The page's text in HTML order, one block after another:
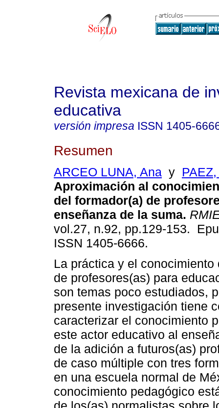
Revista mexicana de
educativa
versión impresa ISSN 1405-
Resumen
ARCEO LUNA, Ana y
Aproximación al
del formador(a) de
enseñanza de la suma.
vol.27, n.92, pp.129-153.
ISSN 1405-6666.
La práctica y el conocimiento
de profesores(as) para
son temas poco estudiados,
presente investigación tiene
caracterizar el conocimiento
este actor educativo al
de la adición a futuros(as)
de caso múltiple con tres
en una escuela normal de
conocimiento pedagógico